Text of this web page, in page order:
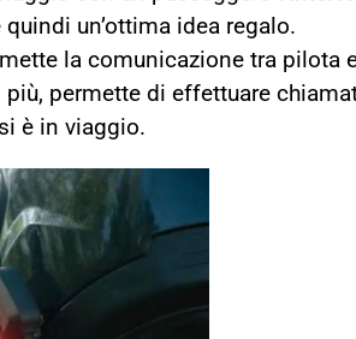
un’ottima idea regalo.
la comunicazione tra pilota
permette di effettuare
è in viaggio.